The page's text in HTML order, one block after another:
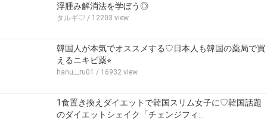
浮腫み解消法を学ぼう◎
タルギ♡ / 12203 view
韓国人が本気でオススメする♡日本人も韓国の薬局で買
えるニキビ薬⭐︎
hanu__ru01 / 16932 view
1食置き換えダイエットで韓国スリム女子に♡韓国話題
のダイエットシェイク「チェンジフィ…